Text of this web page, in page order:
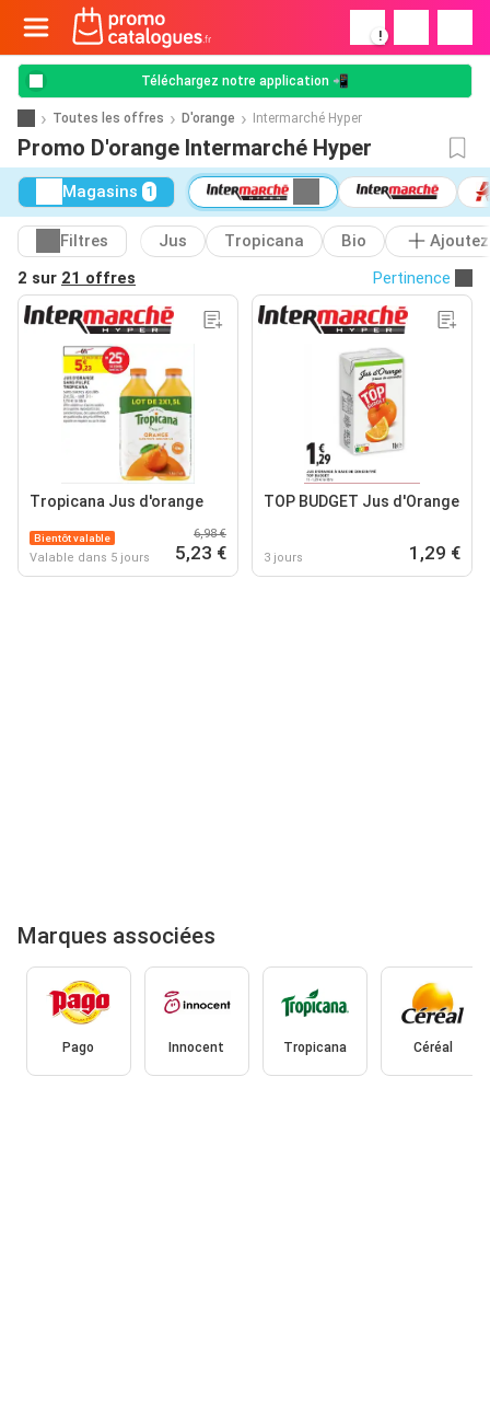
!
Téléchargez notre application 📲
Toutes les offres D'orange Intermarché Hyper
Promo D'orange Intermarché Hyper
Magasins 1
Filtres Jus Tropicana Bio
Ajoutez
2 sur 21 offres Pertinence
Tropicana Jus d'orange
Bientôt valable
Valable dans 5 jours
6,98 €
5,23 €
TOP BUDGET Jus d'Orange
3 jours 1,29 €
Marques associées
Pago Innocent Tropicana Céréal